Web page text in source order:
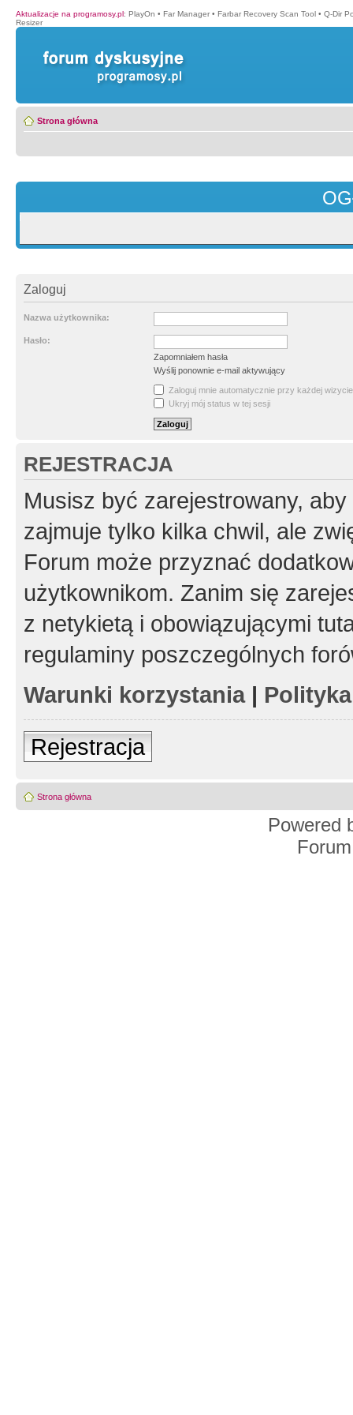
Aktualizacje na programosy.pl: PlayOn • Far Manager • Farbar Recovery Scan Tool • Q-Dir
Resizer
Strona główna
Zaloguj
Nazwa użytkownika:
Hasło:
Zapomniałem hasła
Wyślij ponownie e-mail aktywujący
Zaloguj mnie automatycznie przy każdej wizycie
Ukryj mój status w tej sesji
REJESTRACJA
Musisz być zarejestrowany,
zajmuje tylko kilka chwil, ale
Forum może przyznać
użytkownikom. Zanim się
z netykietą i obowiązującymi
regulaminy poszczególnych
Warunki korzystania|
Rejestracja
Strona główna
Powered